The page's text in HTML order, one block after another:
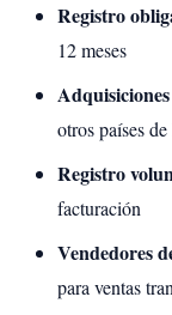
Registro
12 meses
otros países
Registro
facturación
Vendedores
para ventas